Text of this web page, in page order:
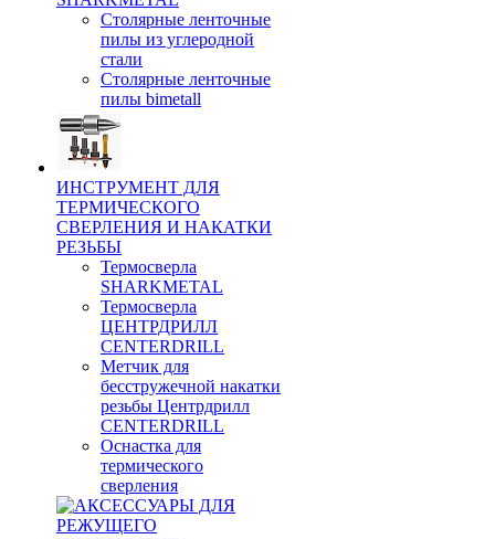
Столярные ленточные
пилы из углеродной
стали
Столярные ленточные
пилы bimetall
ИНСТРУМЕНТ ДЛЯ
ТЕРМИЧЕСКОГО
СВЕРЛЕНИЯ И НАКАТКИ
РЕЗЬБЫ
Термосверла
SHARKMETAL
Термосверла
ЦЕНТРДРИЛЛ
CENTERDRILL
Метчик для
бесстружечной накатки
резьбы Центрдрилл
CENTERDRILL
Оснастка для
термического
сверления